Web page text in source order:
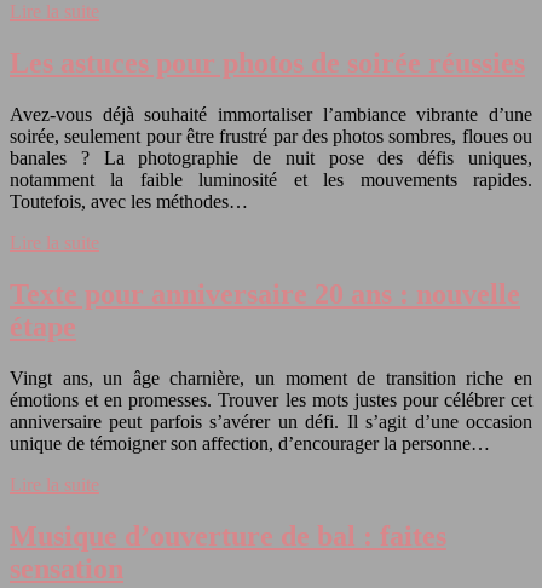
Lire la suite
Les astuces pour photos de soirée réussies
Avez-vous déjà souhaité immortaliser l’ambiance vibrante d’une
soirée, seulement pour être frustré par des photos sombres, floues ou
banales ? La photographie de nuit pose des défis uniques,
notamment la faible luminosité et les mouvements rapides.
Toutefois, avec les méthodes…
Lire la suite
Texte pour anniversaire 20 ans : nouvelle
étape
Vingt ans, un âge charnière, un moment de transition riche en
émotions et en promesses. Trouver les mots justes pour célébrer cet
anniversaire peut parfois s’avérer un défi. Il s’agit d’une occasion
unique de témoigner son affection, d’encourager la personne…
Lire la suite
Musique d’ouverture de bal : faites
sensation